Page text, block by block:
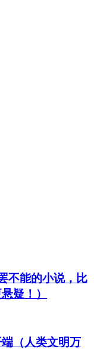
不能的小说，比
疑！）
（人类文明万